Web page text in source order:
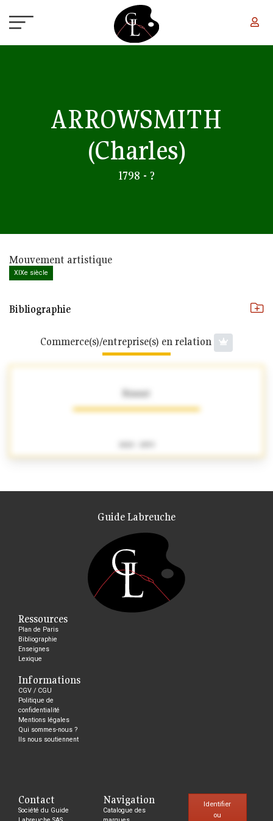
ARROWSMITH
(Charles)
1798 - ?
Mouvement artistique
XIXe siècle
Bibliographie
Commerce(s)/entreprise(s) en relation
Binant
Guide Labreuche
Ressources
Plan de Paris
Bibliographie
Enseignes
Lexique
Informations
CGV / CGU
Politique de
confidentialité
Mentions légales
Qui sommes-nous ?
Ils nous soutiennent
Contact
Société du Guide
Navigation
Catalogue des
Identifier
ou